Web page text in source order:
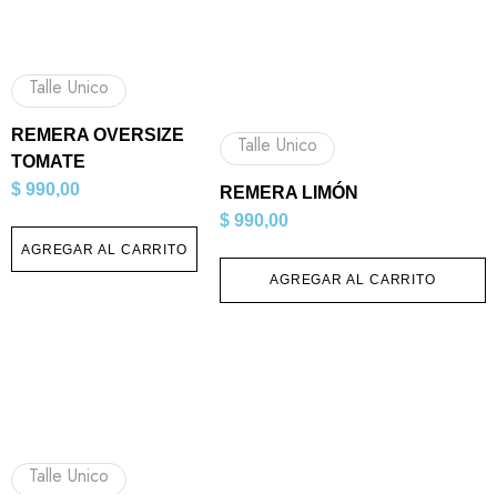
Talle Unico
REMERA OVERSIZE
TOMATE
$ 990,00
AGREGAR AL CARRITO
Talle Unico
REMERA LIMÓN
$ 990,00
AGREGAR AL CARRITO
Talle Unico